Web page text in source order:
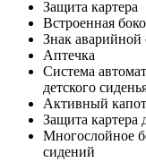
Защита картера
Встроенная
Знак аварийной
Аптечка
Система
детского
Активный
Защита картера
Многослойное
сидений